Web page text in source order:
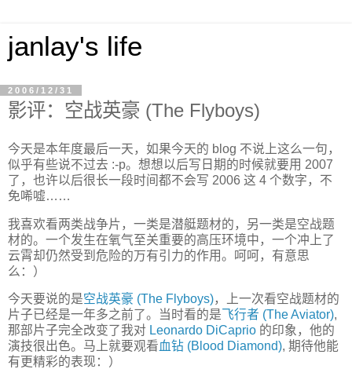
janlay's life
2006/12/31
影评：空战英豪 (The Flyboys)
今天是本年度最后一天，如果今天的 blog 不说上这么一句，
似乎有些说不过去 :-p。想想以后写日期的时候就要用 2007
了，也许以后很长一段时间都不会写 2006 这 4 个数字，不
免唏嘘……
我喜欢看两类战争片，一类是潜艇题材的，另一类是空战题
材的。一个发生在氧气至关重要的高压环境中，一个冲上了
云霄却仍然受到危险的万有引力的作用。呵呵，有意思
么：）
今天要说的是空战英豪 (The Flyboys)，上一次看空战题材的
片子已经是一年多之前了。当时看的是飞行者 (The Aviator),
那部片子完全改变了我对 Leonardo DiCaprio 的印象，他的
演技很出色。马上就要观看血钻 (Blood Diamond), 期待他能
有更精彩的表现：）